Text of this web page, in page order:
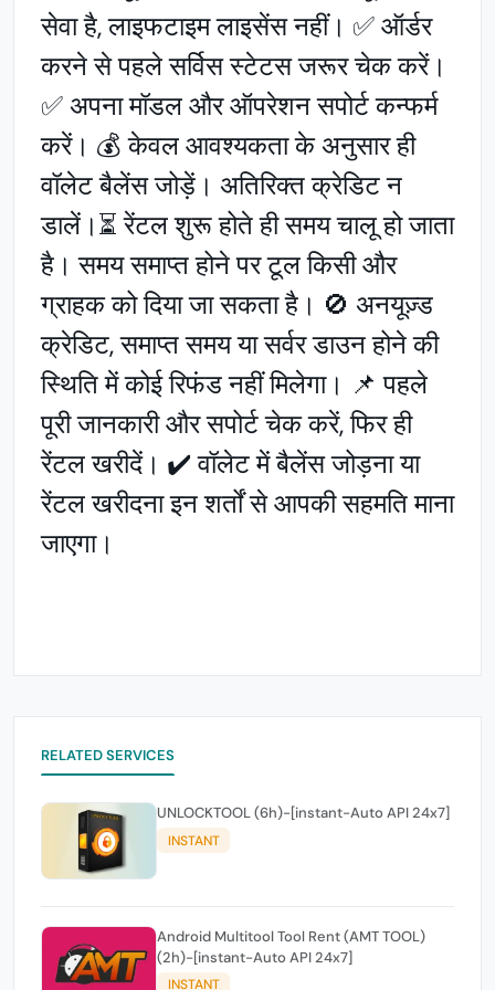
सेवा है, लाइफटाइम लाइसेंस नहीं। ✅ ऑर्डर
करने से पहले सर्विस स्टेटस जरूर चेक करें।
✅ अपना मॉडल और ऑपरेशन सपोर्ट कन्फर्म
करें। 💰 केवल आवश्यकता के अनुसार ही
वॉलेट बैलेंस जोड़ें। अतिरिक्त क्रेडिट न
डालें।⏳ रेंटल शुरू होते ही समय चालू हो जाता
है। समय समाप्त होने पर टूल किसी और
ग्राहक को दिया जा सकता है। 🚫 अनयूज़्ड
क्रेडिट, समाप्त समय या सर्वर डाउन होने की
स्थिति में कोई रिफंड नहीं मिलेगा। 📌 पहले
पूरी जानकारी और सपोर्ट चेक करें, फिर ही
रेंटल खरीदें। ✔️ वॉलेट में बैलेंस जोड़ना या
रेंटल खरीदना इन शर्तों से आपकी सहमति माना
जाएगा।
RELATED SERVICES
UNLOCKTOOL (6h)-[instant-Auto API 24x7]
INSTANT
Android Multitool Tool Rent (AMT TOOL)
(2h)-[instant-Auto API 24x7]
INSTANT